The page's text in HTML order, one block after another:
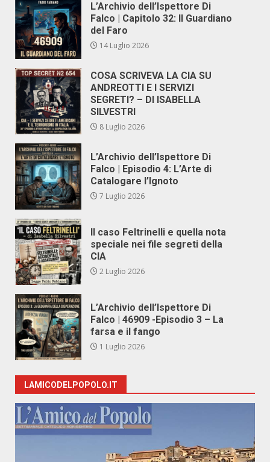
L’Archivio dell’Ispettore Di
Falco | Capitolo 32: Il Guardiano
del Faro
14 Luglio 2026
COSA SCRIVEVA LA CIA SU
ANDREOTTI E I SERVIZI
SEGRETI? – DI ISABELLA
SILVESTRI
8 Luglio 2026
L’Archivio dell’Ispettore Di
Falco | Episodio 4: L’Arte di
Catalogare l’Ignoto
7 Luglio 2026
Il caso Feltrinelli e quella nota
speciale nei file segreti della
CIA
2 Luglio 2026
L’Archivio dell’Ispettore Di
Falco | 46909 -Episodio 3 – La
farsa e il fango
1 Luglio 2026
LAMICODELPOPOLO.IT